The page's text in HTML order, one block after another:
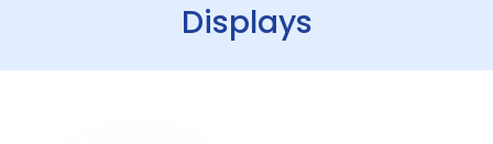
Displays